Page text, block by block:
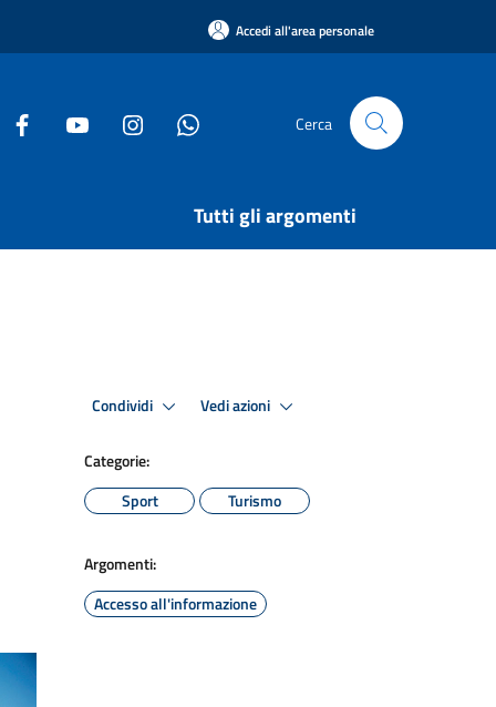
Accedi all'area personale
Cerca
Tutti gli argomenti
Condividi Vedi azioni
Categorie:
Sport
Turismo
Argomenti:
Accesso all'informazione